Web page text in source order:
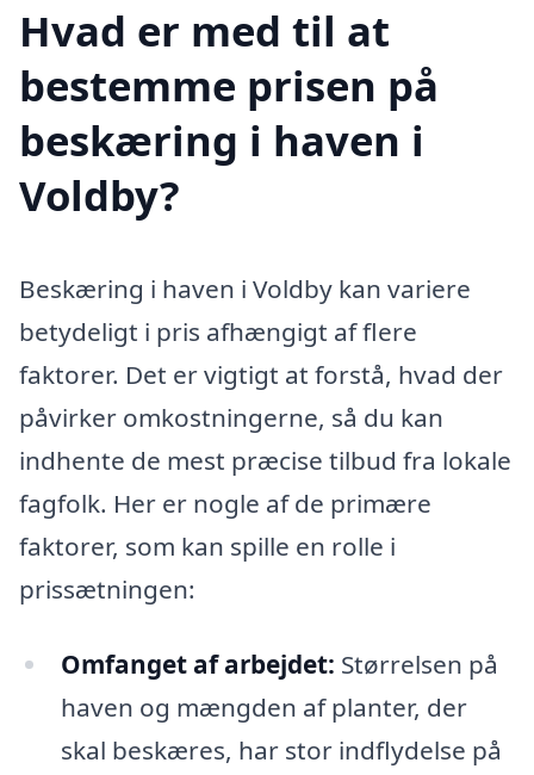
Hvad er med til at
bestemme prisen på
beskæring i haven i
Voldby?
Beskæring i haven i Voldby kan variere
betydeligt i pris afhængigt af flere
faktorer. Det er vigtigt at forstå, hvad der
påvirker omkostningerne, så du kan
indhente de mest præcise tilbud fra lokale
fagfolk. Her er nogle af de primære
faktorer, som kan spille en rolle i
prissætningen:
Omfanget af arbejdet: Størrelsen på
haven og mængden af planter, der
skal beskæres, har stor indflydelse på